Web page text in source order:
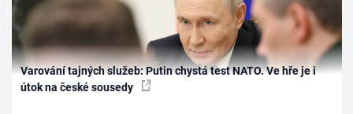
Varování tajných služeb: Putin chystá test NATO. Ve hře je i
útok na české sousedy